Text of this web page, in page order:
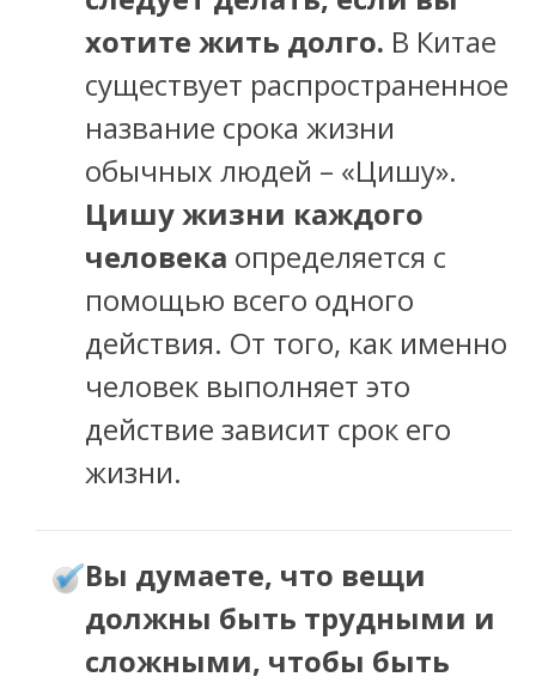
хотите жить долго. В Китае
существует распространенное
название срока жизни
обычных людей – «Цишу».
Цишу жизни каждого
человека определяется с
помощью всего одного
действия. От того, как именно
человек выполняет это
действие зависит срок его
жизни.
Вы думаете, что вещи
должны быть трудными и
сложными, чтобы быть